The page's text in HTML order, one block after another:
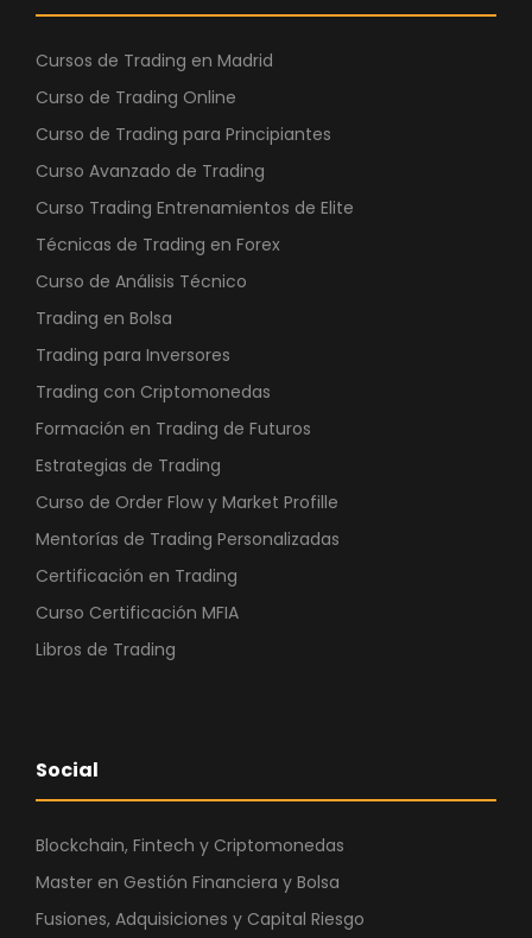
Cursos de Trading en Madrid
Curso de Trading Online
Curso de Trading para Principiantes
Curso Avanzado de Trading
Curso Trading Entrenamientos de Elite
Técnicas de Trading en Forex
Curso de Análisis Técnico
Trading en Bolsa
Trading para Inversores
Trading con Criptomonedas
Formación en Trading de Futuros
Estrategias de Trading
Curso de Order Flow y Market Profille
Mentorías de Trading Personalizadas
Certificación en Trading
Curso Certificación MFIA
Libros de Trading
Social
Blockchain, Fintech y Criptomonedas
Master en Gestión Financiera y Bolsa
Fusiones, Adquisiciones y Capital Riesgo